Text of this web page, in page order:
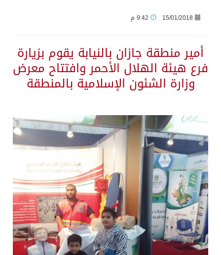
مصدر سعودي مسؤول: تنسيق بين الميليشيات الحوثية والعراقية وإيران للإعداد لاعتداءات تستهدف المملكة
حالة الطقس المتوقعة اليوم في المملكة
إجتماع المكتب التعريفي للمتقاعدين بالصوارمة-مركز الحكامية
15/01/2018
أمير منطقة جازان بالنيابة يقوم بزيارة
فرع هيئة الهلال الأحمر وافتتاح معرض
وزارة الشئون الإسلامية بالمنطقة